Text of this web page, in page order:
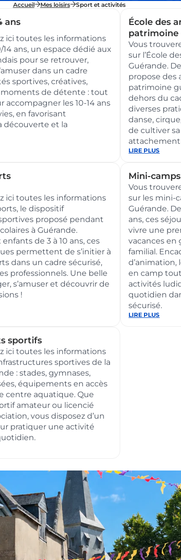
Accueil Mes loisirs Sport et activités
ans
ici toutes les informations
14 ans, un espace dédié aux
pour se retrouver,
dans un cadre
sportives, créatives,
de détente : tout
accompagner les 10-14 ans
en favorisant
découverte et la
École des
patrimoine
Vous
sur l’École
Guérande.
propose des
patrimoine
dehors du
diverses
danse,
de cultiver
attachement
:
arts
et
du
patrimoine
LIRE PLUS
ici toutes les informations
le dispositif
proposé pendant
à Guérande.
de 3 à 10 ans, ces
permettent de s’initier à
dans un cadre sécurisé,
professionnels. Une belle
s’amuser et découvrir de
!
Mini-camps
Vous
sur les mini-
Guérande.
ans, ces
vivre une
vacances en
familial.
d’animation,
en camp
activités
quotidien
sécurisé.
:LIRE PLUS
sportifs
ici toutes les informations
sportives de la
: stades, gymnases,
équipements en accès
centre aquatique. Que
amateur ou licencié
vous disposez d’un
pratiquer une activité